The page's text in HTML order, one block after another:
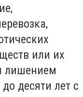
или их
лишением
десяти лет с